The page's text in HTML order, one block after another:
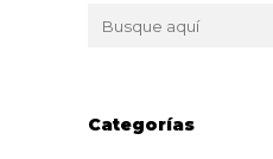
Categorías